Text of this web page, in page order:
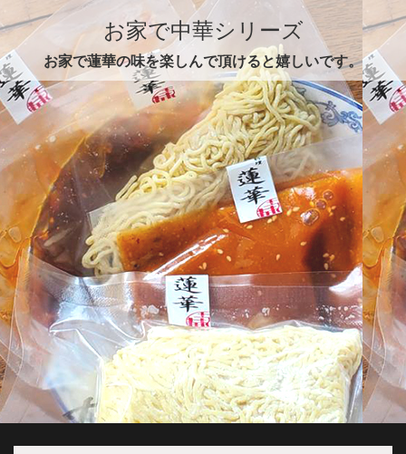
お家で中華シリーズ
お家で蓮華の味を楽しんで頂けると嬉しいです。
お家で中華セット
・蓮華ジューシー餃子 10個入
・正宗汁なし担々麺 2食付き
・正宗担々麺 2食付き
￥4,950
お家で蓮華セット
・陳麻婆豆腐の素 2回分
・正宗汁なし担々麺 2食付き
・正宗担々麺 2食付き
￥4,950